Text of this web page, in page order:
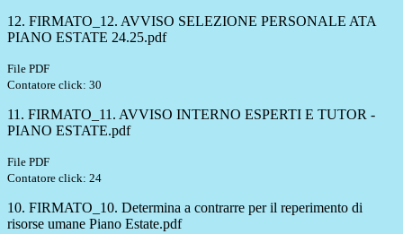
12. FIRMATO_12. AVVISO SELEZIONE PERSONALE ATA
PIANO ESTATE 24.25.pdf
File PDF
Contatore click: 30
11. FIRMATO_11. AVVISO INTERNO ESPERTI E TUTOR -
PIANO ESTATE.pdf
File PDF
Contatore click: 24
10. FIRMATO_10. Determina a contrarre per il reperimento di
risorse umane Piano Estate.pdf